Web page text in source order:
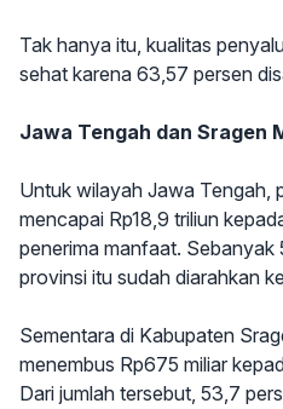
Tak hanya itu, kualitas
sehat karena 63,57 persen
Jawa Tengah dan Sragen
Untuk wilayah Jawa Tengah,
mencapai Rp18,9 triliun
penerima manfaat. Sebanyak
provinsi itu sudah diarahkan
Sementara di Kabupaten
menembus Rp675 miliar
Dari jumlah tersebut, 53,7